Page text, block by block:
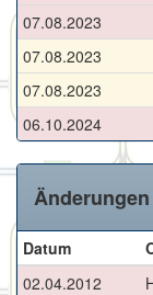
07.08.2023
07.08.2023
07.08.2023
06.10.2024
Datum
02.04.2012